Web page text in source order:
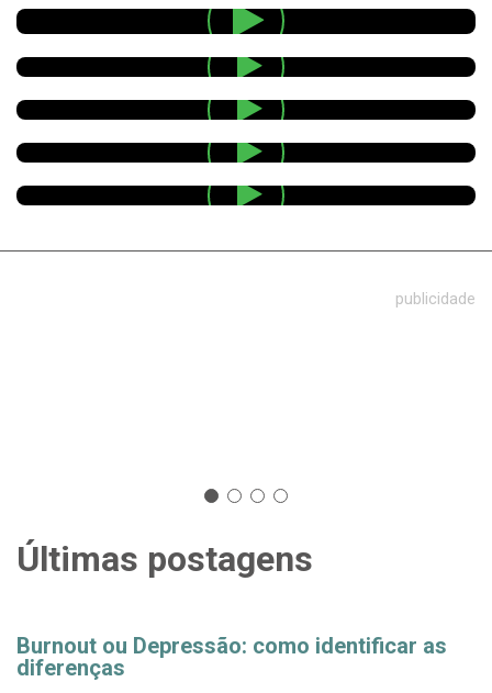
publicidade
Últimas postagens
Burnout ou Depressão: como identificar as
diferenças